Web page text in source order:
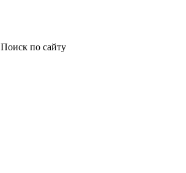
Поиск по сайту